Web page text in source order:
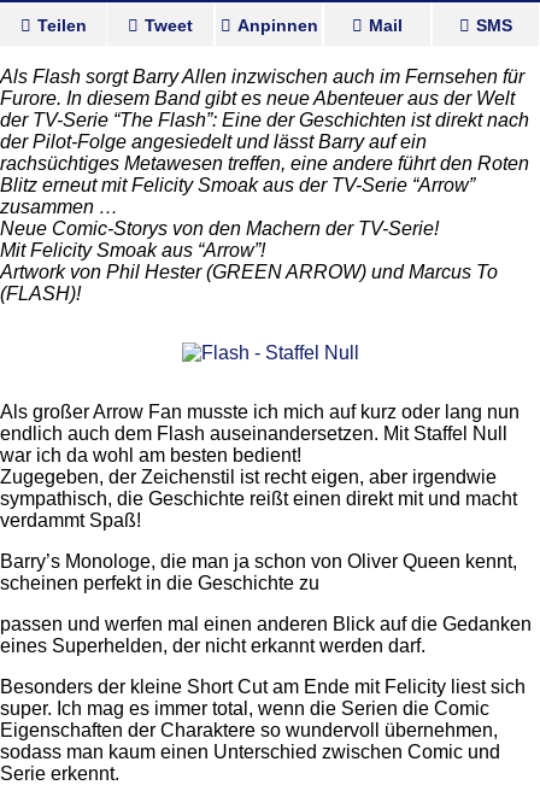
Teilen Tweet Anpinnen Mail SMS
Als Flash sorgt Barry Allen inzwischen auch im Fernsehen für
Furore. In diesem Band gibt es neue Abenteuer aus der Welt
der TV-Serie “The Flash”: Eine der Geschichten ist direkt nach
der Pilot-Folge angesiedelt und lässt Barry auf ein
rachsüchtiges Metawesen treffen, eine andere führt den Roten
Blitz erneut mit Felicity Smoak aus der TV-Serie “Arrow”
zusammen …
Neue Comic-Storys von den Machern der TV-Serie!
Mit Felicity Smoak aus “Arrow”!
Artwork von Phil Hester (GREEN ARROW) und Marcus To
(FLASH)!
Als großer Arrow Fan musste ich mich auf kurz oder lang nun
endlich auch dem Flash auseinandersetzen. Mit Staffel Null
war ich da wohl am besten bedient!
Zugegeben, der Zeichenstil ist recht eigen, aber irgendwie
sympathisch, die Geschichte reißt einen direkt mit und macht
verdammt Spaß!
Barry’s Monologe, die man ja schon von Oliver Queen kennt,
scheinen perfekt in die Geschichte zu
passen und werfen mal einen anderen Blick auf die Gedanken
eines Superhelden, der nicht erkannt werden darf.
Besonders der kleine Short Cut am Ende mit Felicity liest sich
super. Ich mag es immer total, wenn die Serien die Comic
Eigenschaften der Charaktere so wundervoll übernehmen,
sodass man kaum einen Unterschied zwischen Comic und
Serie erkennt.